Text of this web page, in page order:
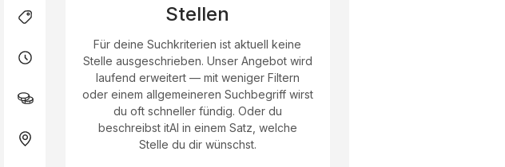
Stellen
Für deine Suchkriterien ist aktuell keine
Stelle ausgeschrieben. Unser Angebot wird
laufend erweitert — mit weniger Filtern
oder einem allgemeineren Suchbegriff wirst
du oft schneller fündig. Oder du
beschreibst itAI in einem Satz, welche
Stelle du dir wünschst.